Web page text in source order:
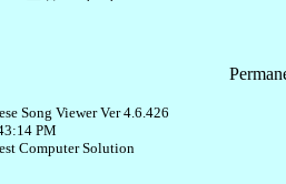
Song Viewer Ver 4.6.426
PM
Computer Solution